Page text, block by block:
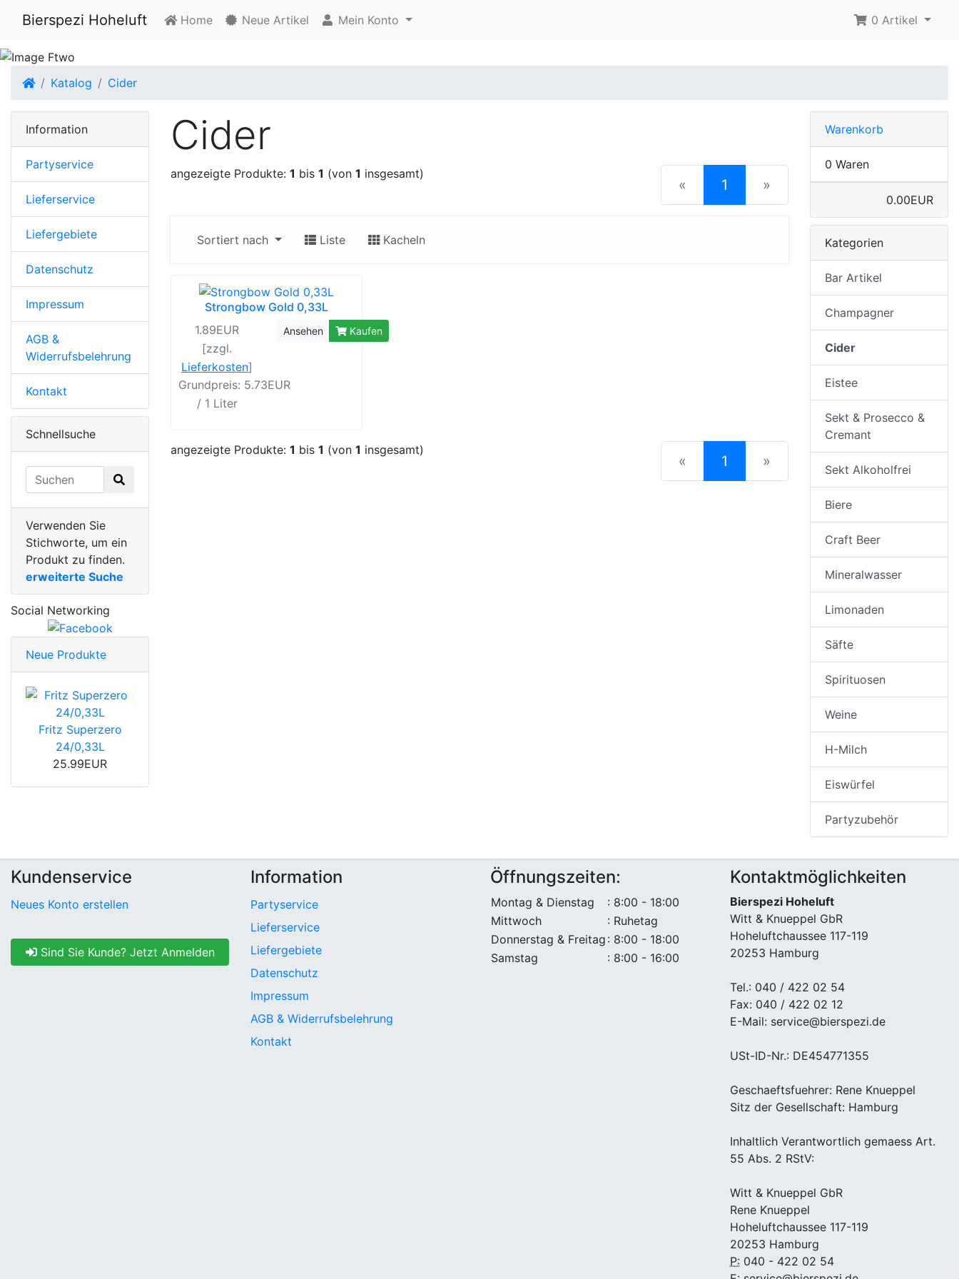
Bierspezi Hoheluft Home Neue Artikel Mein Konto 0 Artikel
Startseite
Katalog Cider
Cider
angezeigte Produkte: 1 bis 1 (von 1 insgesamt)
« 1 (current)
»
Sortiert nach Liste Kacheln
Strongbow Gold 0,33L
1.89EUR
[zzgl.
Lieferkosten]
Grundpreis: 5.73EUR
/ 1 Liter
Ansehen Kaufen
angezeigte Produkte: 1 bis 1 (von 1 insgesamt)
« 1 (current)
»
Information
Partyservice
Lieferservice
Liefergebiete
Datenschutz
Impressum
AGB &
Widerrufsbelehrung
Kontakt
Schnellsuche
Verwenden Sie
Stichworte, um ein
Produkt zu finden.
erweiterte Suche
Social Networking
Neue Produkte
Fritz Superzero
24/0,33L
25.99EUR
Warenkorb
0 Waren
0.00EUR
Kategorien
Bar Artikel
Champagner
Cider
Eistee
Sekt & Prosecco &
Cremant
Sekt Alkoholfrei
Biere
Craft Beer
Mineralwasser
Limonaden
Säfte
Spirituosen
Weine
H-Milch
Eiswürfel
Partyzubehör
Kundenservice
Neues Konto erstellen
Sind Sie Kunde? Jetzt Anmelden
Information
Partyservice
Lieferservice
Liefergebiete
Datenschutz
Impressum
AGB & Widerrufsbelehrung
Kontakt
Öffnungszeiten:
Montag & Dienstag
: 8:00 - 18:00
Mittwoch
: Ruhetag
Donnerstag & Freitag : 8:00 - 18:00
Samstag
: 8:00 - 16:00
Kontaktmöglichkeiten
Bierspezi Hoheluft
Witt & Knueppel GbR
Hoheluftchaussee 117-119
20253 Hamburg
Tel.: 040 / 422 02 54
Fax: 040 / 422 02 12
E-Mail: service@bierspezi.de
USt-ID-Nr.: DE454771355
Geschaeftsfuehrer: Rene Knueppel
Sitz der Gesellschaft: Hamburg
Inhaltlich Verantwortlich gemaess Art.
55 Abs. 2 RStV:
Witt & Knueppel GbR
Rene Knueppel
Hoheluftchaussee 117-119
20253 Hamburg
P: 040 - 422 02 54